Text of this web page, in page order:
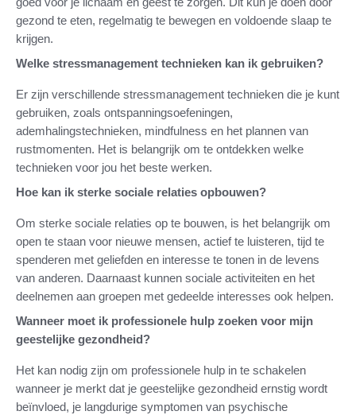
gezond te eten, regelmatig te bewegen en voldoende slaap te
krijgen.
Welke stressmanagement technieken kan ik gebruiken?
Er zijn verschillende stressmanagement technieken die je kunt
gebruiken, zoals ontspanningsoefeningen,
ademhalingstechnieken, mindfulness en het plannen van
rustmomenten. Het is belangrijk om te ontdekken welke
technieken voor jou het beste werken.
Hoe kan ik sterke sociale relaties opbouwen?
Om sterke sociale relaties op te bouwen, is het belangrijk om
open te staan voor nieuwe mensen, actief te luisteren, tijd te
spenderen met geliefden en interesse te tonen in de levens
van anderen. Daarnaast kunnen sociale activiteiten en het
deelnemen aan groepen met gedeelde interesses ook helpen.
Wanneer moet ik professionele hulp zoeken voor mijn
geestelijke gezondheid?
Het kan nodig zijn om professionele hulp in te schakelen
wanneer je merkt dat je geestelijke gezondheid ernstig wordt
beïnvloed, je langdurige symptomen van psychische